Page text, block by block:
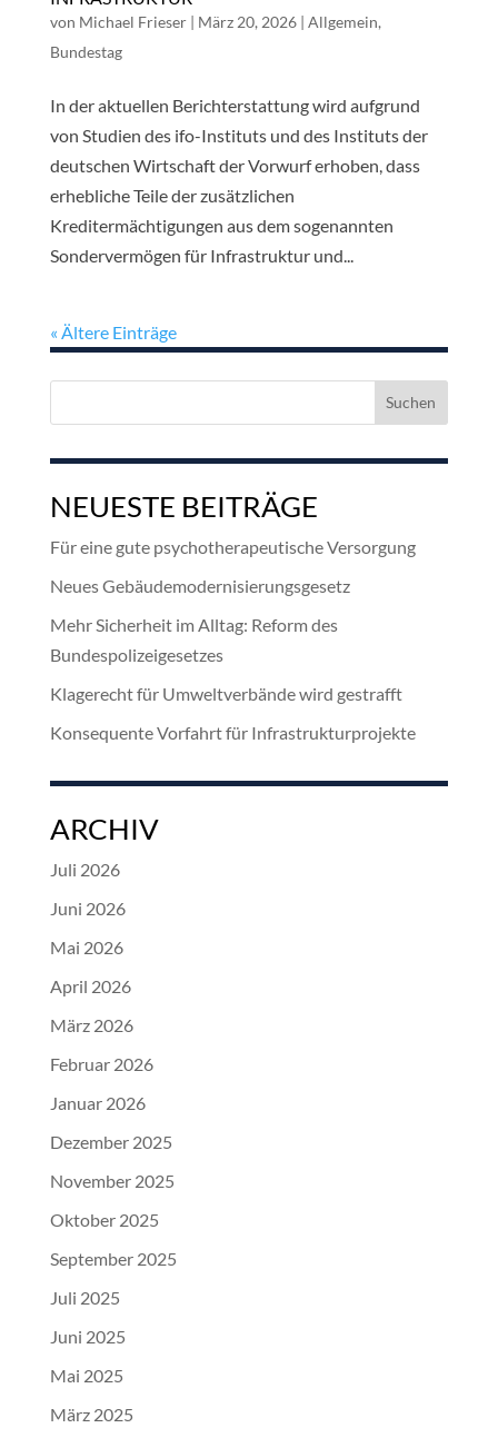
von Michael Frieser| März 20, 2026| Allgemein,
Bundestag
In der aktuellen Berichterstattung wird aufgrund
von Studien des ifo-Instituts und des Instituts der
deutschen Wirtschaft der Vorwurf erhoben, dass
erhebliche Teile der zusätzlichen
Kreditermächtigungen aus dem sogenannten
Sondervermögen für Infrastruktur und...
« Ältere Einträge
Suchen
NEUESTE BEITRÄGE
Für eine gute psychotherapeutische Versorgung
Neues Gebäudemodernisierungsgesetz
Mehr Sicherheit im Alltag: Reform des
Bundespolizeigesetzes
Klagerecht für Umweltverbände wird gestrafft
Konsequente Vorfahrt für Infrastrukturprojekte
ARCHIV
Juli 2026
Juni 2026
Mai 2026
April 2026
März 2026
Februar 2026
Januar 2026
Dezember 2025
November 2025
Oktober 2025
September 2025
Juli 2025
Juni 2025
Mai 2025
März 2025